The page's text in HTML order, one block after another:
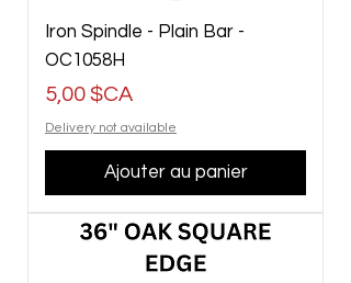
Iron Spindle - Plain Bar -
OC1058H
Prix
5,00 $CA
Delivery not available
Ajouter au panier